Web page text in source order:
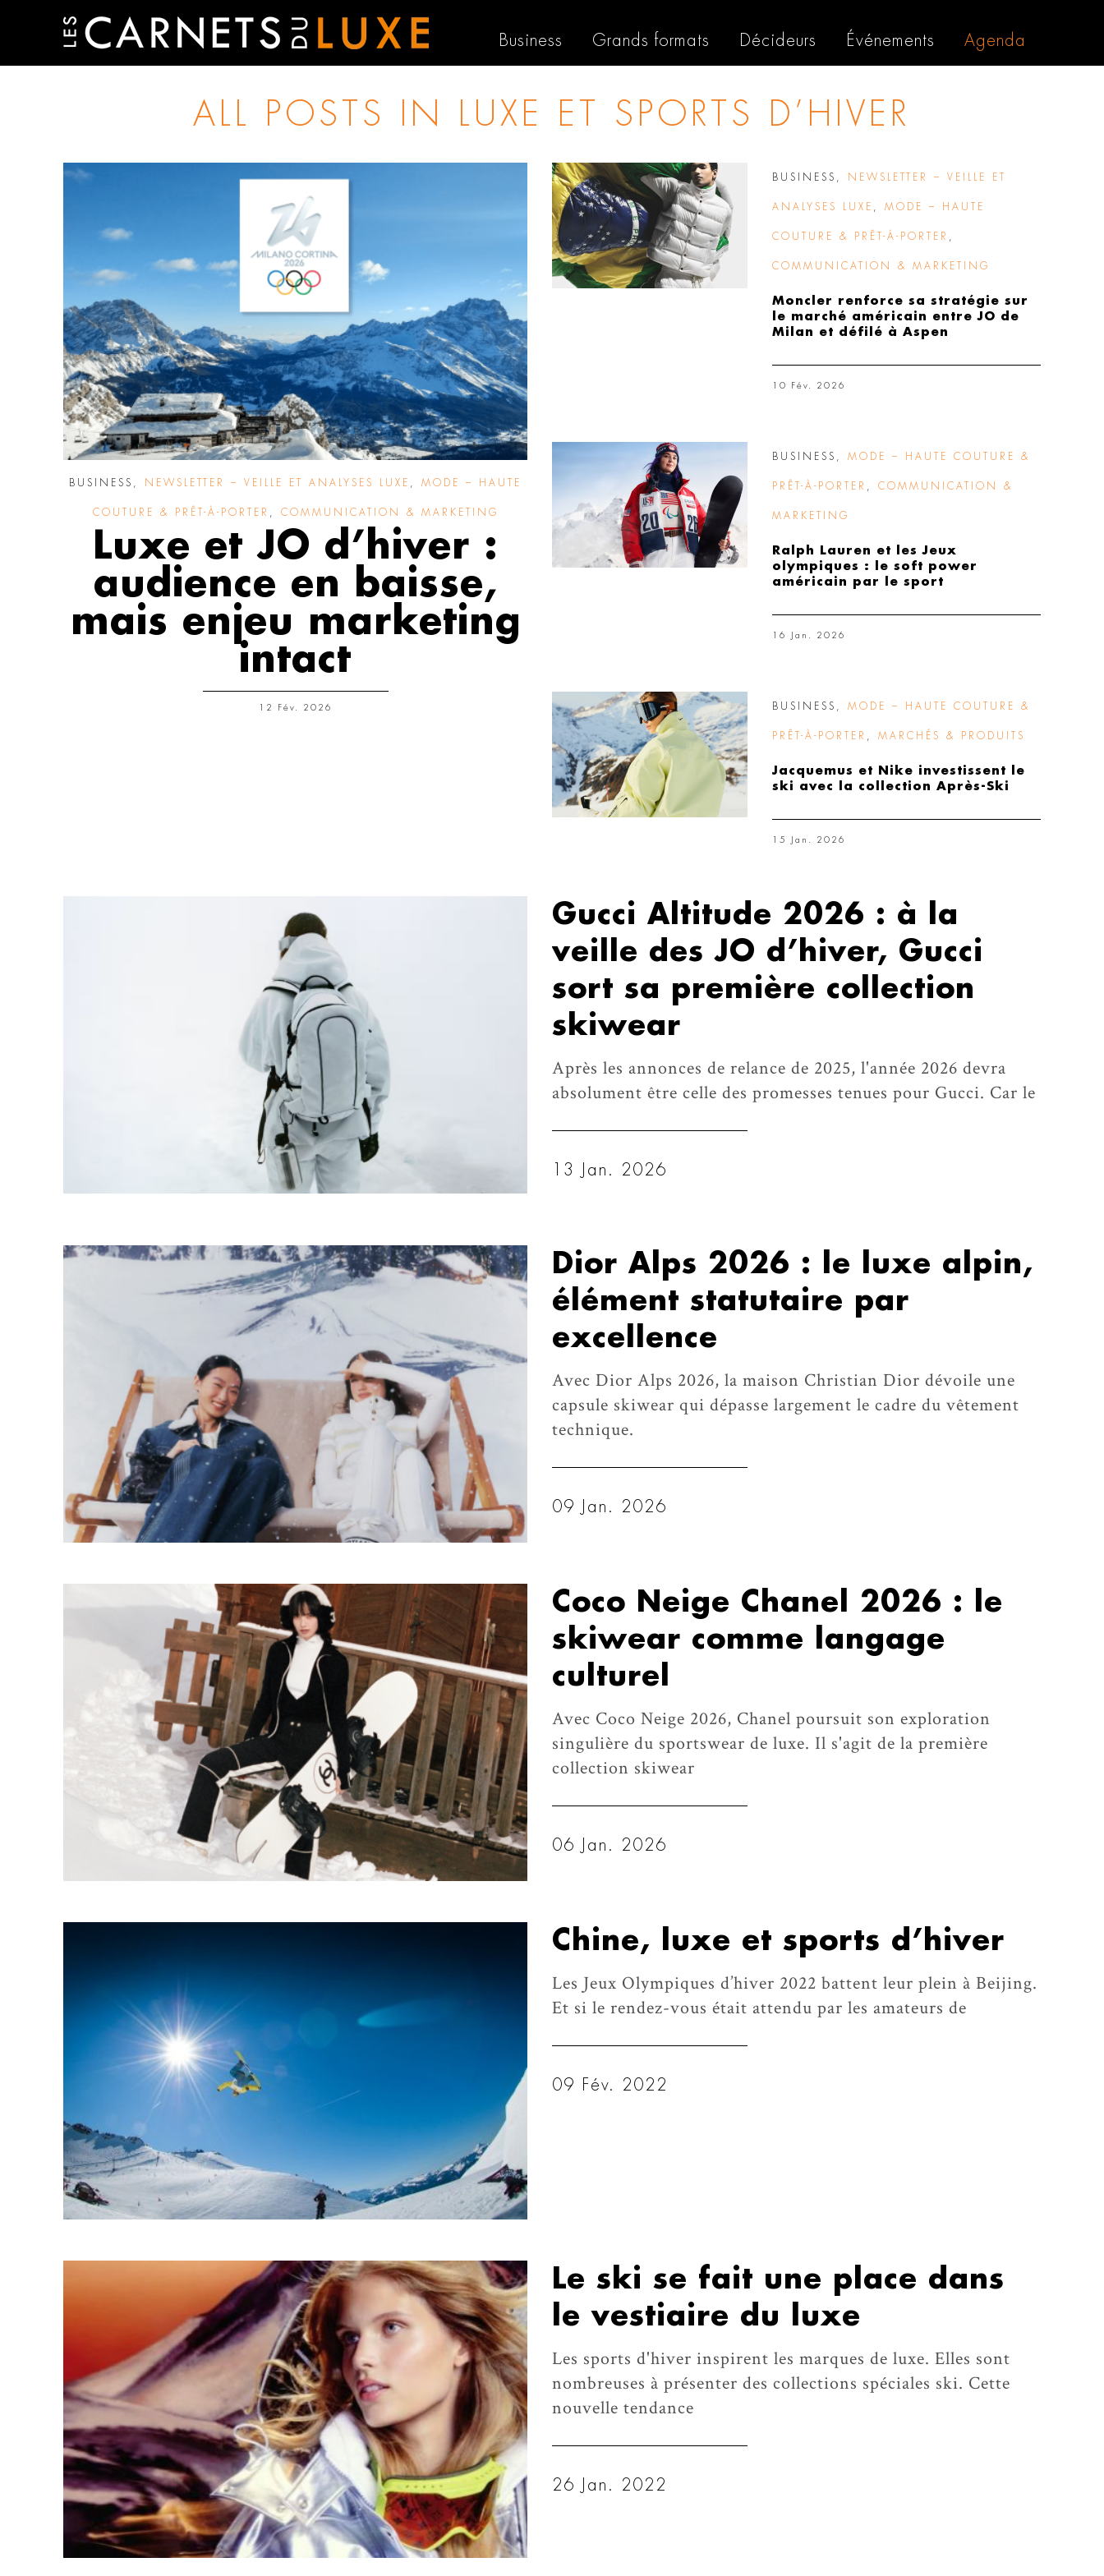
Business Grands formats Décideurs Événements Agenda
ALL POSTS IN LUXE ET SPORTS D’HIVER
BUSINESS NEWSLETTER – VEILLE ET ANALYSES LUXE MODE – HAUTE
COUTURE & PRÊT-À-PORTER COMMUNICATION & MARKETING
Luxe et JO d’hiver :
audience en baisse,
mais enjeu marketing
intact
12 Fév. 2026
BUSINESS NEWSLETTER – VEILLE ET
ANALYSES LUXE MODE – HAUTE
COUTURE & PRÊT-À-PORTER
COMMUNICATION & MARKETING
Moncler renforce sa stratégie sur
le marché américain entre JO de
Milan et défilé à Aspen
10 Fév. 2026
BUSINESS MODE – HAUTE COUTURE &
PRÊT-À-PORTER COMMUNICATION &
MARKETING
Ralph Lauren et les Jeux
olympiques : le soft power
américain par le sport
16 Jan. 2026
BUSINESS MODE – HAUTE COUTURE &
PRÊT-À-PORTER MARCHÉS & PRODUITS
Jacquemus et Nike investissent le
ski avec la collection Après-Ski
15 Jan. 2026
Gucci Altitude 2026 : à la
veille des JO d’hiver, Gucci
sort sa première collection
skiwear
Après les annonces de relance de 2025, l'année 2026 devra
absolument être celle des promesses tenues pour Gucci. Car le
13 Jan. 2026
Dior Alps 2026 : le luxe alpin,
élément statutaire par
excellence
Avec Dior Alps 2026, la maison Christian Dior dévoile une
capsule skiwear qui dépasse largement le cadre du vêtement
technique.
09 Jan. 2026
Coco Neige Chanel 2026 : le
skiwear comme langage
culturel
Avec Coco Neige 2026, Chanel poursuit son exploration
singulière du sportswear de luxe. Il s'agit de la première
collection skiwear
06 Jan. 2026
Chine, luxe et sports d’hiver
Les Jeux Olympiques d’hiver 2022 battent leur plein à Beijing.
Et si le rendez-vous était attendu par les amateurs de
09 Fév. 2022
Le ski se fait une place dans
le vestiaire du luxe
Les sports d'hiver inspirent les marques de luxe. Elles sont
nombreuses à présenter des collections spéciales ski. Cette
nouvelle tendance
26 Jan. 2022